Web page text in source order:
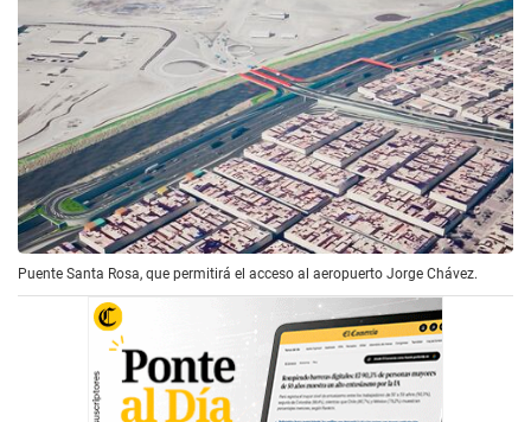
Puente Santa Rosa, que permitirá el acceso al aeropuerto Jorge Chávez.